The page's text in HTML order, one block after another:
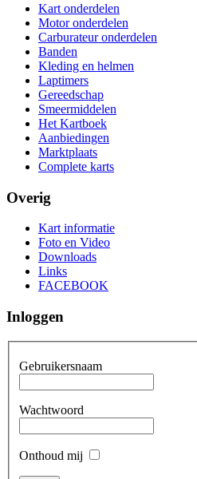
Kart onderdelen
Motor onderdelen
Carburateur onderdelen
Banden
Kleding en helmen
Laptimers
Gereedschap
Smeermiddelen
Het Kartboek
Aanbiedingen
Marktplaats
Complete karts
Overig
Kart informatie
Foto en Video
Downloads
Links
FACEBOOK
Inloggen
Gebruikersnaam
Wachtwoord
Onthoud mij